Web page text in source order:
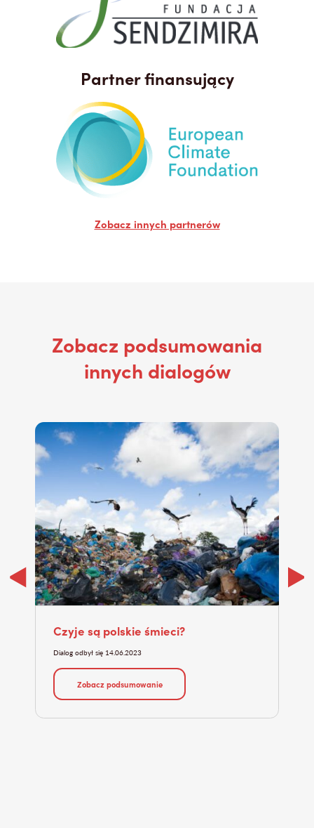
Partner finansujący
Zobacz innych partnerów
Zobacz podsumowania
innych dialogów
Czyje są polskie śmieci?
Dialog odbył się 14.06.2023
Zobacz podsumowanie